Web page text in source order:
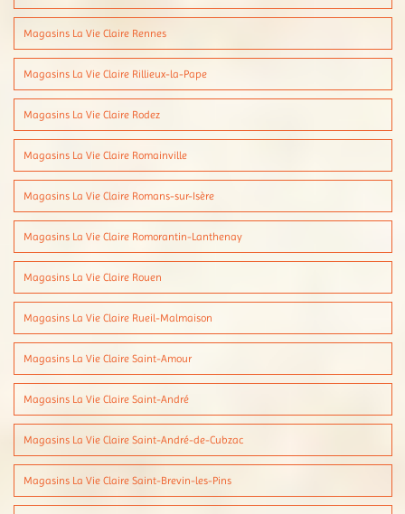
Magasins La Vie Claire Rennes
Magasins La Vie Claire Rillieux-la-Pape
Magasins La Vie Claire Rodez
Magasins La Vie Claire Romainville
Magasins La Vie Claire Romans-sur-Isère
Magasins La Vie Claire Romorantin-Lanthenay
Magasins La Vie Claire Rouen
Magasins La Vie Claire Rueil-Malmaison
Magasins La Vie Claire Saint-Amour
Magasins La Vie Claire Saint-André
Magasins La Vie Claire Saint-André-de-Cubzac
Magasins La Vie Claire Saint-Brevin-les-Pins